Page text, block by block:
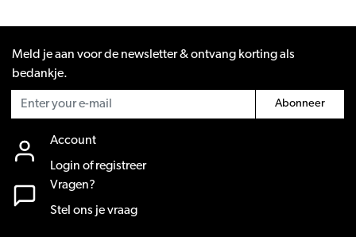
Meld je aan voor de newsletter & ontvang korting als
bedankje.
Abonneer
Account
Login of registreer
Vragen?
Stel ons je vraag